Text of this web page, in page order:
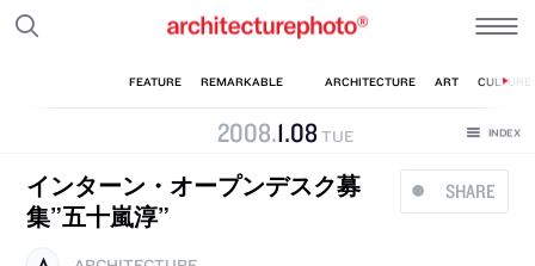
2008.1.08 TUE
SHARE
インターン・オープンデスク募
集”五十嵐淳”